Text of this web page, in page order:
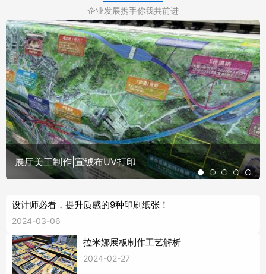
企业发展携手你我共前进
展厅美工制作|宣绒布UV打印
设计师必看，提升质感的9种印刷纸张！
2024-03-06
拉米娜展板制作工艺解析
2024-02-27